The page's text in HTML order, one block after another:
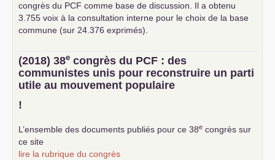
congrès du PCF comme base de discussion. Il a obtenu
3.755 voix à la consultation interne pour le choix de la base
commune (sur 24.376 exprimés).
(2018) 38e congrès du PCF : des
communistes unis pour reconstruire un parti
utile au mouvement populaire
!
L’ensemble des documents publiés pour ce 38e congrès sur
ce site
lire la rubrique du congrès